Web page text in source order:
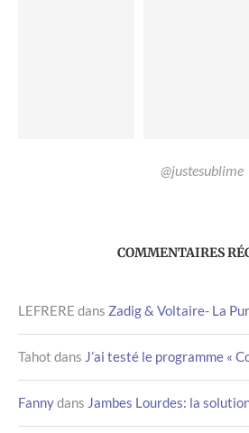
@justesublime
COMMENTAIRES
LEFRERE dans Zadig & Voltaire- La
Tahot dans J’ai testé le programme «
Fannydans Jambes Lourdes: la